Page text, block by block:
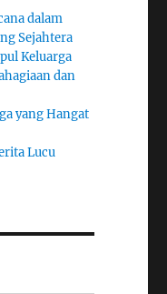
dalam
Sejahtera
Keluarga
dan
yang Hangat
Lucu